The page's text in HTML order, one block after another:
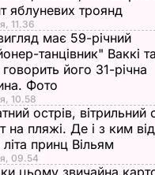
яблуневих троянд
11.36
має 59-річний
танцівник" Ваккі
його 31-річна
Фото
10.58
острів, вітрильний
на пляжі. Де і з ким
принц Вільям
09.54
цьому звичайна